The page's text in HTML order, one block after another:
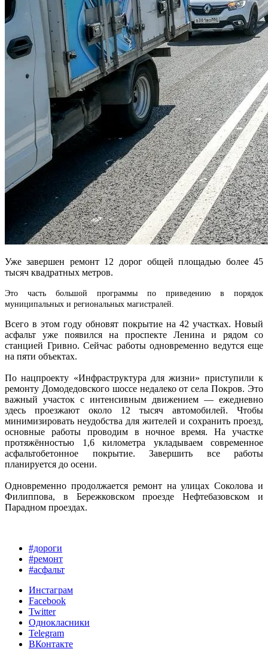
Уже завершен ремонт 12 дорог общей площадью более 45
тысяч квадратных метров.
Это часть большой программы по приведению в порядок
муниципальных и региональных магистралей.
Всего в этом году обновят покрытие на 42 участках. Новый
асфальт уже появился на проспекте Ленина и рядом со
станцией Гривно. Сейчас работы одновременно ведутся еще
на пяти объектах.
По нацпроекту «Инфраструктура для жизни» приступили к
ремонту Домодедовского шоссе недалеко от села Покров. Это
важный участок с интенсивным движением — ежедневно
здесь проезжают около 12 тысяч автомобилей. Чтобы
минимизировать неудобства для жителей и сохранить проезд,
основные работы проводим в ночное время. На участке
протяжённостью 1,6 километра укладываем современное
асфальтобетонное покрытие. Завершить все работы
планируется до осени.
Одновременно продолжается ремонт на улицах Соколова и
Филиппова, в Бережковском проезде Нефтебазовском и
Парадном проездах.
#дороги
#ремонт
#асфальт
Инстаграм
Facebook
Twitter
Однокласники
Telegram
ВКонтакте